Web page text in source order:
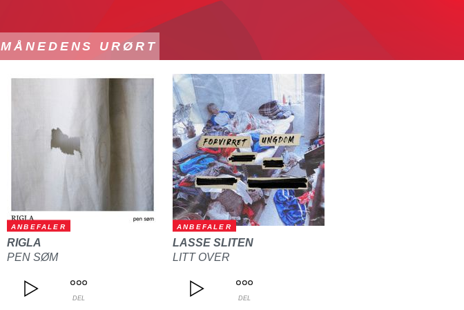
MÅNEDENS URØRT
ANBEFALER
RIGLA
PEN SØM
DEL
ANBEFALER
LASSE SLITEN
LITT OVER
DEL